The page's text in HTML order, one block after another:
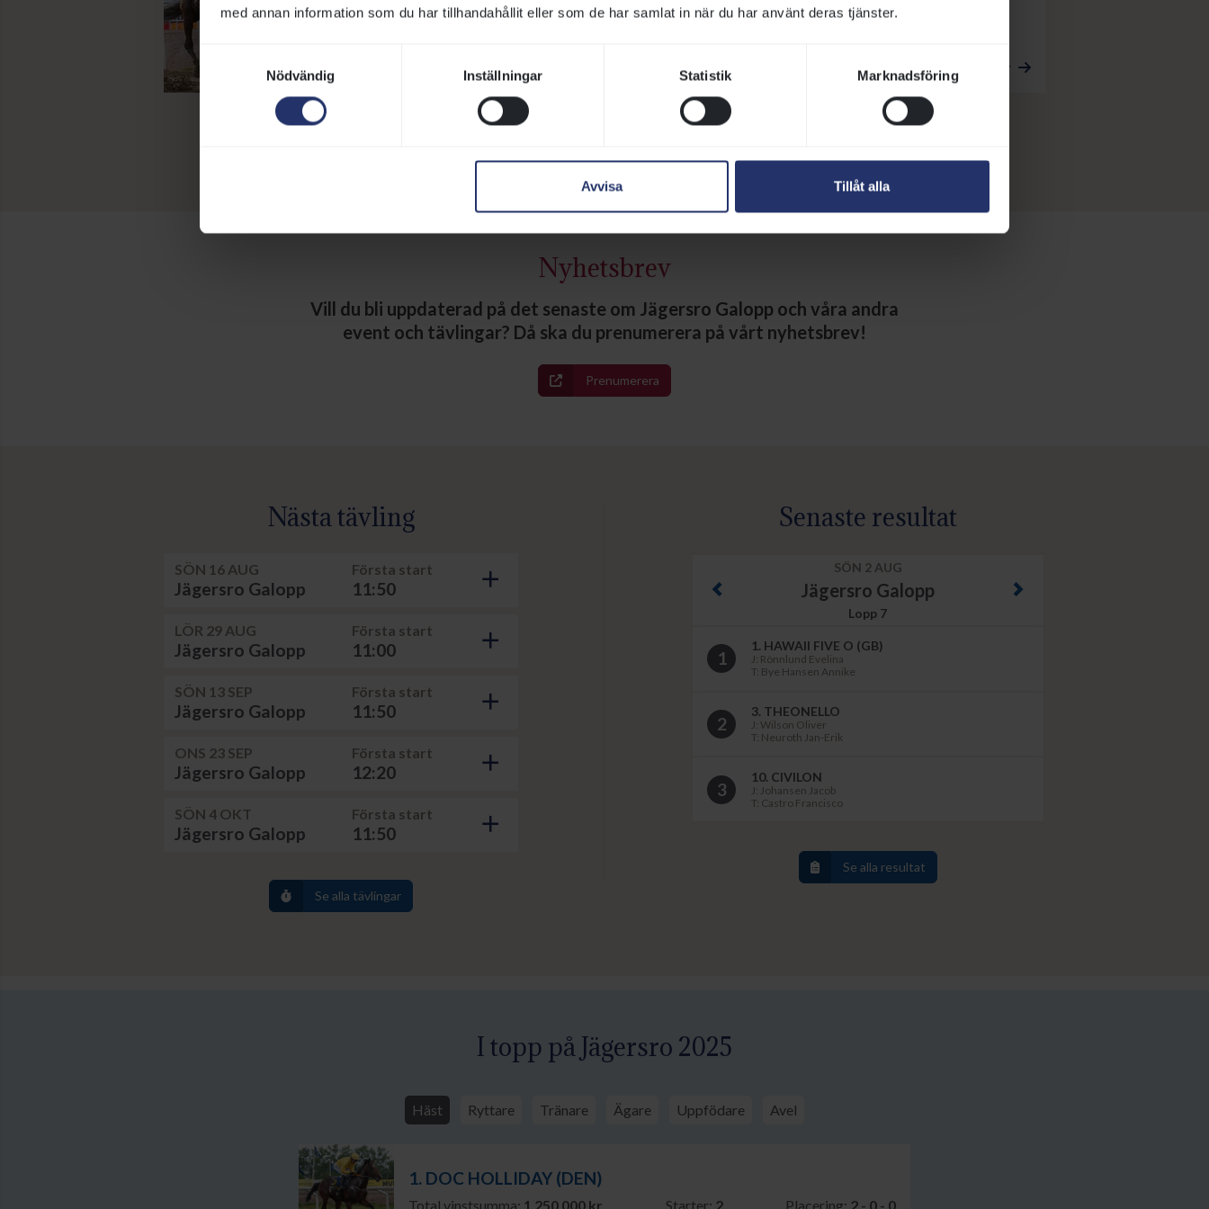
med annan information som du har tillhandahållit eller som de har samlat in när du har använt deras tjänster.
Nödvändig
Inställningar Statistik Marknadsföring
Avvisa Tillåt alla
till England
Klampenborg. Och på söndag möts våra bästa treåriga ston i klassikern Svenskt
Oaks på Jägersro. I England arrangeras Glorious Goodwood. Fredrik
Reuterskiöld har anmält toppsprintern Lamborghini BF till en Grupp 2-löpning.
Läs mer
Nyhetsbrev
Vill du bli uppdaterad på det senaste om Jägersro Galopp och våra andra
event och tävlingar? Då ska du prenumerera på vårt nyhetsbrev!
Prenumerera
Nästa tävling
SÖN 16 AUG
Jägersro Galopp
Första start
11:50 add
LÖR 29 AUG
Jägersro Galopp
Första start
11:00 add
SÖN 13 SEP
Jägersro Galopp
Första start
11:50 add
ONS 23 SEP
Jägersro Galopp
Första start
12:20 add
SÖN 4 OKT
Jägersro Galopp
Första start
11:50 add
Se alla tävlingar
Senaste resultat
SÖN 2 AUG
Jägersro Galopp
Lopp 7
1
1. HAWAII FIVE O (GB)
J: Rönnlund Evelina
T: Bye Hansen Annike
2
3. THEONELLO
J: Wilson Oliver
T: Neuroth Jan-Erik
3
10. CIVILON
J: Johansen Jacob
T: Castro Francisco
Previous Next
Se alla resultat
I topp på Jägersro 2025
Häst Ryttare Tränare Ägare Uppfödare Avel
1. DOC HOLLIDAY (DEN)
Total vinstsumma: 1 250 000 kr Starter: 2 Placering: 2 - 0 - 0